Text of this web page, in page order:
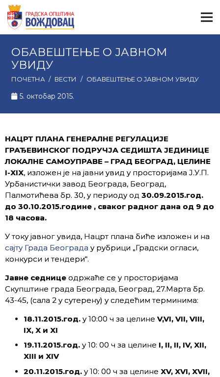
ОБАВЕШТЕЊЕ О ЈАВНОМ
УВИДУ
ПОЧЕТНА / ВЕСТИ / ОБАВЕШТЕЊЕ О ЈАВНОМ УВИДУ
5. октобар 2015.
НАЦРТ ПЛАНА ГЕНЕРАЛНЕ РЕГУЛАЦИЈЕ
ГРАЂЕВИНСКОГ ПОДРУЧЈА СЕДИШТА ЈЕДИНИЦЕ
ЛОКАЛНЕ САМОУПРАВЕ – ГРАД БЕОГРАД, ЦЕЛИНЕ
I-XIX, изложен је на јавни увид у просторијама Ј.У.П.
Урбанистички завод Београда, Београд,
Палмотићева бр. 30, у периоду од 30.09.2015.год.
до 30.10.2015.године , сваког радног дана од 9 до
18 часова.
У току јавног увида, Нацрт плана биће изложен и на
сајту Града Београда у рубрици „Градски огласи,
конкурси и тендери“.
Јавне седнице одржаће се у просторијама
Скупштине града Београда, Београд, 27.Марта бр.
43-45, (сала 2 у сутерену) у следећим терминима:
18.11.2015.год.у 10:00 ч за целине V,VI, VII, VIII,
IX, X и XI
19.11.2015.год.у 10: 00 ч за целине I, II, II, IV, XII,
XIII и XIV
20.11.2015.год.у 10: 00 ч за целине XV, XVI, XVII,